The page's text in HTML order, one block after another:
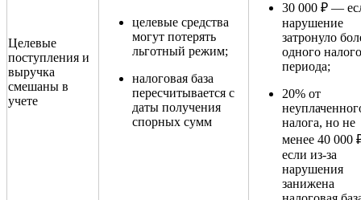
Целевые
поступления и
выручка
смешаны в
учете
целевые средства
могут потерять
льготный режим;
налоговая база
пересчитывается с
даты получения
спорных сумм
30 000 ₽ —
нарушение
затронуло
одного
периода;
20% от
налога, но не
менее 40
если из-за
нарушения
занижена